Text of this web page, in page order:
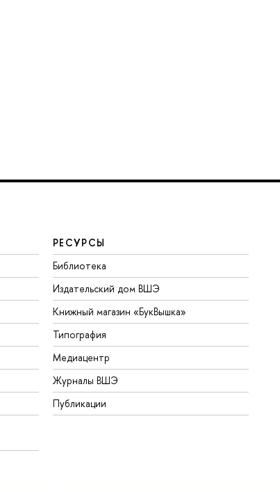
РЕСУРСЫ
Библиотека
Издательский дом ВШЭ
Книжный магазин «БукВышка»
Типография
Медиацентр
Журналы ВШЭ
Публикации